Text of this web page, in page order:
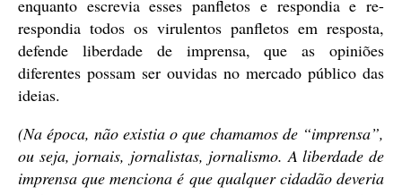
enquanto escrevia esses panfletos e respondia e re-
respondia todos os virulentos panfletos em resposta,
defende liberdade de imprensa, que as opiniões
diferentes possam ser ouvidas no mercado público das
ideias.
(Na época, não existia o que chamamos de “imprensa”,
ou seja, jornais, jornalistas, jornalismo. A liberdade de
imprensa que menciona é que qualquer cidadão deveria